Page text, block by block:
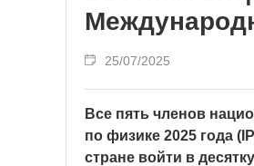
25/07/2025
Все пять членов
по физике 2025 года
стране войти в